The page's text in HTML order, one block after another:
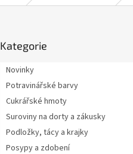
kategorie
Kategorie
Novinky
Potravinářské barvy
Cukrářské hmoty
Suroviny na dorty a zákusky
Podložky, tácy a krajky
Posypy a zdobení